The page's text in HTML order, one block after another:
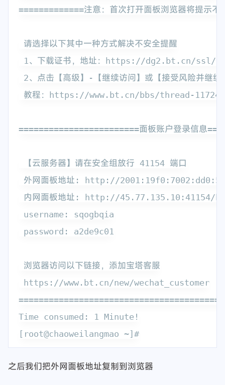
=============注意：首次打开面板浏览器将提示不
请选择以下其中一种方式解决不安全提醒
1、下载证书，地址：https://dg2.bt.cn/ssl/
2、点击【高级】-【继续访问】或【接受风险并继续
教程：https://www.bt.cn/bbs/thread-
========================面板账户登录信息
【云服务器】请在安全组放行 41154 端口
外网面板地址: http://
内网面板地址: http://45.77.135.10:41154/
username: sqogbqia
password: a2de9c01
浏览器访问以下链接，添加宝塔客服
https://www.bt.cn/new/wechat_customer
Time consumed: 1 Minute!
之后我们把外网面板地址复制到浏览器